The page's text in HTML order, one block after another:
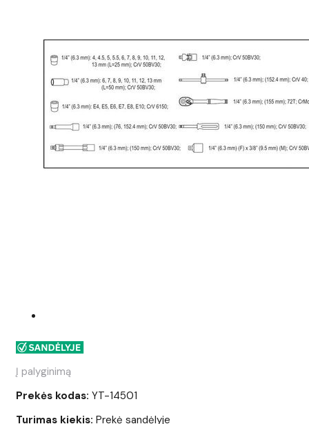
Į palyginimą
Prekės kodas: YT-14501
Turimas kiekis: Prekė sandėlyje